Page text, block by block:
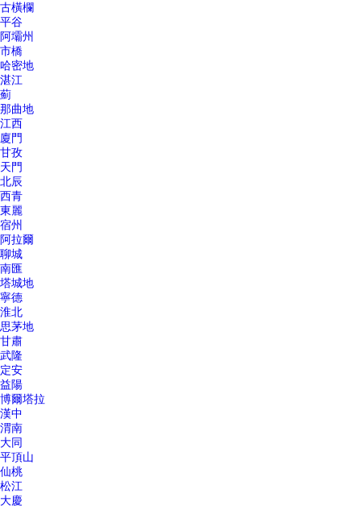
古橫欄
平谷
阿壩州
市橋
哈密地
湛江
薊
那曲地
江西
廈門
甘孜
天門
北辰
西青
東麗
宿州
阿拉爾
聊城
南匯
塔城地
寧德
淮北
思茅地
甘肅
武隆
定安
益陽
博爾塔拉
漢中
渭南
大同
平頂山
仙桃
松江
大慶